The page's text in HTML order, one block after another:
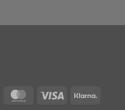
BancontactMasterCard
Visa